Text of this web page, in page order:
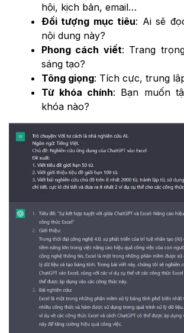
hội, kịch bản, email…
Đối tượng mục tiêu: Ai sẽ
nội dung này?
Phong cách viết: Trang
sáng tạo?
Tông giọng: Tích cực, trung
Từ khóa chính: Bạn muốn
khóa nào?